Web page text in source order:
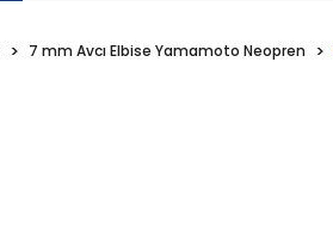
7 mm Avcı Elbise Yamamoto Neopren